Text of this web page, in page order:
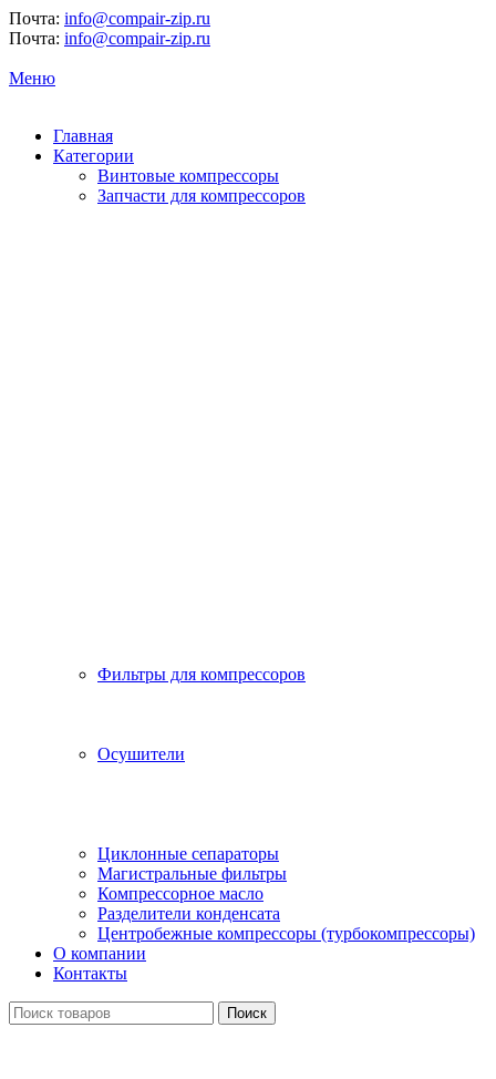
Почта: info@compair-zip.ru
Почта: info@compair-zip.ru
Меню
Главная
Категории
Винтовые компрессоры
Запчасти для компрессоров
Фильтры для компрессоров
Осушители
Циклонные сепараторы
Магистральные фильтры
Компрессорное масло
Разделители конденсата
Центробежные компрессоры (турбокомпрессоры)
О компании
Контакты
Поиск